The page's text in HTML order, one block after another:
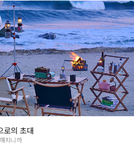
로의 초대
지니까